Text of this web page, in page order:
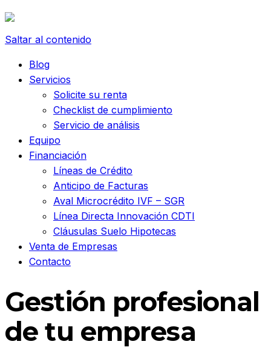
Saltar al contenido
Blog
Servicios
Solicite su renta
Checklist de cumplimiento
Servicio de análisis
Equipo
Financiación
Líneas de Crédito
Anticipo de Facturas
Aval Microcrédito IVF – SGR
Línea Directa Innovación CDTI
Cláusulas Suelo Hipotecas
Venta de Empresas
Contacto
Gestión profesional
de tu empresa